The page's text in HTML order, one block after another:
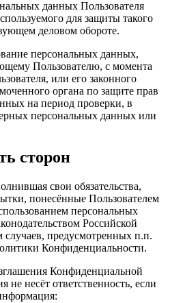
данных Пользователя
для защиты такого
деловом обороте.
персональных данных,
Пользователю, с момента
или его законного
органа по защите прав
на период проверки, в
персональных данных или
сторон
свои обязательства,
понесённые Пользователем
персональных
Российской
предусмотренных п.п.
Конфиденциальности.
Конфиденциальной
несёт ответственность, если